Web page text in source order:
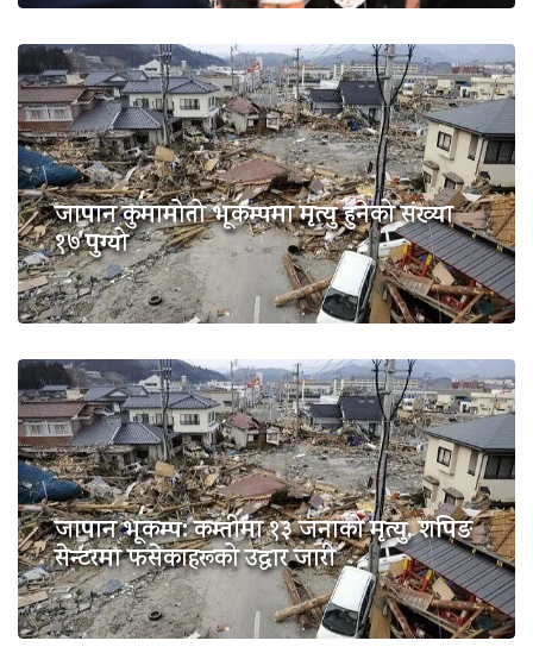
जापान कुमामोतो भूकम्पमा मृत्यु हुनेको संख्या
१७ पुग्यो
जापान भूकम्प: कम्तीमा १३ जनाको मृत्यु, शपिङ
सेन्टरमा फसेकाहरूको उद्धार जारी